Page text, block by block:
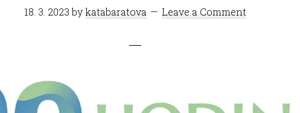
18. 3. 2023bykatabaratova Leave a Comment